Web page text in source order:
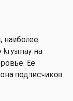
наиболее
krysmay на
Ее
подписчиков